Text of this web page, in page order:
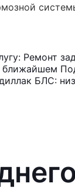
Ремонт
БЛС: